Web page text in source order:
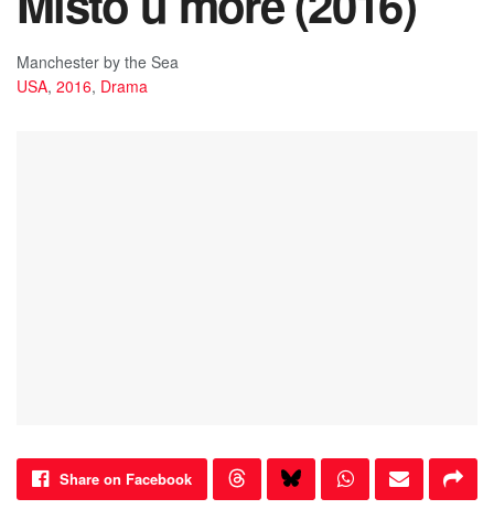
Manchester by the Sea
USA, 2016, Drama
Share on Facebook